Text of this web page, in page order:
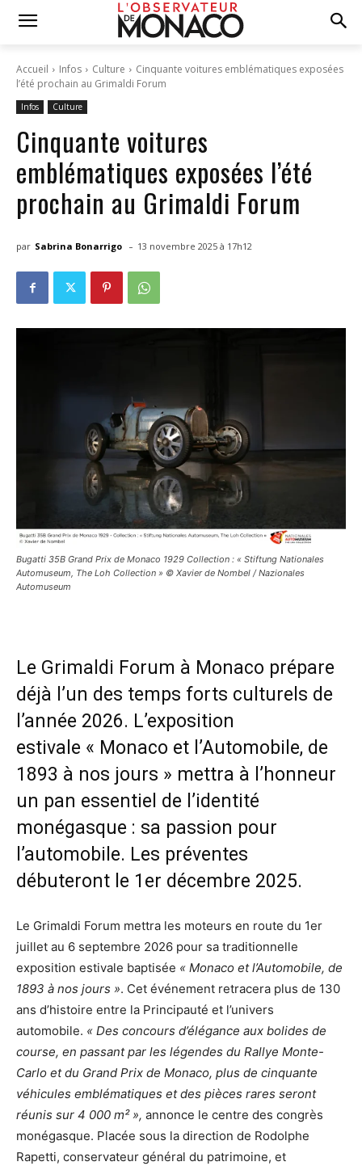
Accueil Infos Culture
Cinquante voitures emblématiques exposées
l’été prochain au Grimaldi Forum
Infos Culture
Cinquante voitures
emblématiques exposées l’été
prochain au Grimaldi Forum
par Sabrina Bonarrigo - 13 novembre 2025 à 17h12
Bugatti 35B Grand Prix de Monaco 1929 Collection : « Stiftung Nationales
Automuseum, The Loh Collection » © Xavier de Nombel / Nazionales
Automuseum
Le Grimaldi Forum à Monaco prépare
déjà l’un des temps forts culturels de
l’année 2026. L’exposition
estivale « Monaco et l’Automobile, de
1893 à nos jours » mettra à l’honneur
un pan essentiel de l’identité
monégasque : sa passion pour
l’automobile. Les préventes
débuteront le 1er décembre 2025.
Le Grimaldi Forum mettra les moteurs en route du 1er
juillet au 6 septembre 2026 pour sa traditionnelle
exposition estivale baptisée « Monaco et l’Automobile, de
1893 à nos jours ». Cet événement retracera plus de 130
ans d’histoire entre la Principauté et l’univers
automobile. « Des concours d’élégance aux bolides de
course, en passant par les légendes du Rallye Monte-
Carlo et du Grand Prix de Monaco, plus de cinquante
véhicules emblématiques et des pièces rares seront
réunis sur 4 000 m² », annonce le centre des congrès
monégasque. Placée sous la direction de Rodolphe
Rapetti, conservateur général du patrimoine, et